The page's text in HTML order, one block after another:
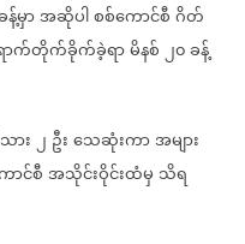
မှာအဆိုပါစစ်ကောင်စီဂိတ်
ာက်တိုက်ခိုက်ခဲ့ရာမိနစ်၂၀ခန့်
ား၂ ဦးသေဆုံးကာအများ
ာင်စီအသိုင်းဝိုင်းထံမှ သိရ